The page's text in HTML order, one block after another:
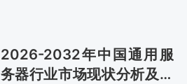
2026-2032年中国通用服
务器行业市场现状分析及市